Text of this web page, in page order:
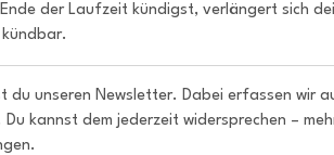
der Laufzeit kündigst, verlängert sich
du unseren Newsletter. Dabei erfassen wir
kannst dem jederzeit widersprechen –